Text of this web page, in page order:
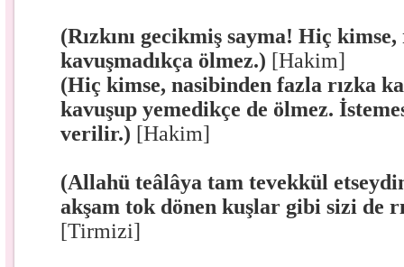
(Rızkını gecikmiş sayma! Hiç kimse,
kavuşmadıkça ölmez.) [Hakim]
(Hiç kimse, nasibinden fazla rızka
kavuşup yemedikçe de ölmez.
verilir.) [Hakim]
(Allahü teâlâya tam tevekkül
akşam tok dönen kuşlar gibi sizi de
[Tirmizi]